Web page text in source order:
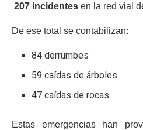
207 incidentes en la red vial
De ese total se contabilizan:
84 derrumbes
59 caídas de árboles
47 caídas de rocas
Estas emergencias han